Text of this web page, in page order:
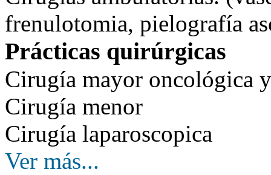
frenulotomia, pielografía
Prácticas quirúrgicas
Cirugía mayor oncológica
Cirugía menor
Cirugía laparoscopica
Ver más...